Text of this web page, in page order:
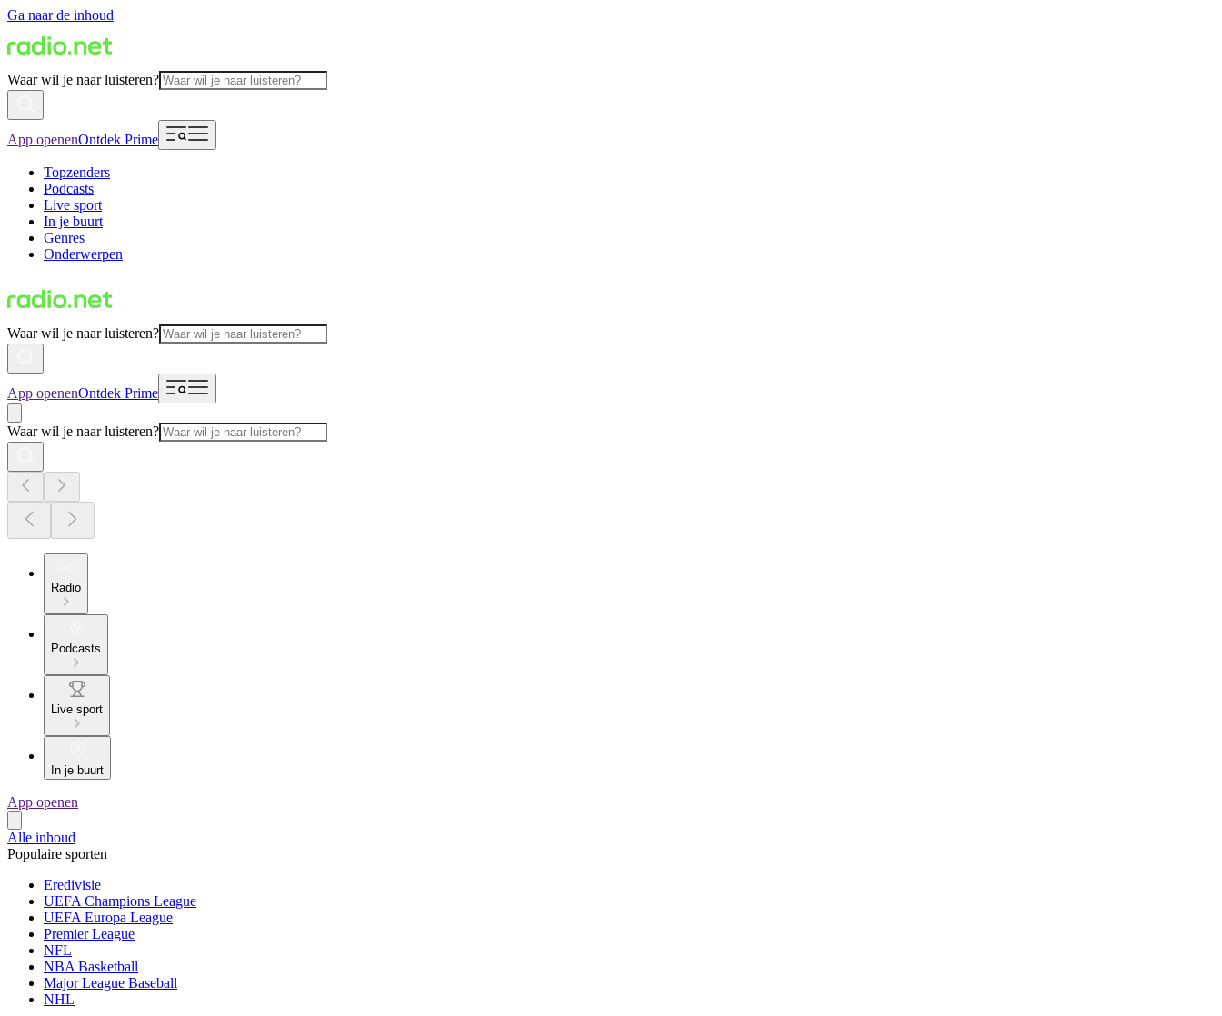
Ga naar de inhoud
Waar wil je naar luisteren?
App openenOntdek Prime
Topzenders
Podcasts
Live sport
In je buurt
Genres
Onderwerpen
Waar wil je naar luisteren?
App openenOntdek Prime
Waar wil je naar luisteren?
Radio
Podcasts
Live sport
In je buurt
App openen
Alle inhoud
Populaire sporten
Eredivisie
UEFA Champions League
UEFA Europa League
Premier League
NFL
NBA Basketball
Major League Baseball
NHL